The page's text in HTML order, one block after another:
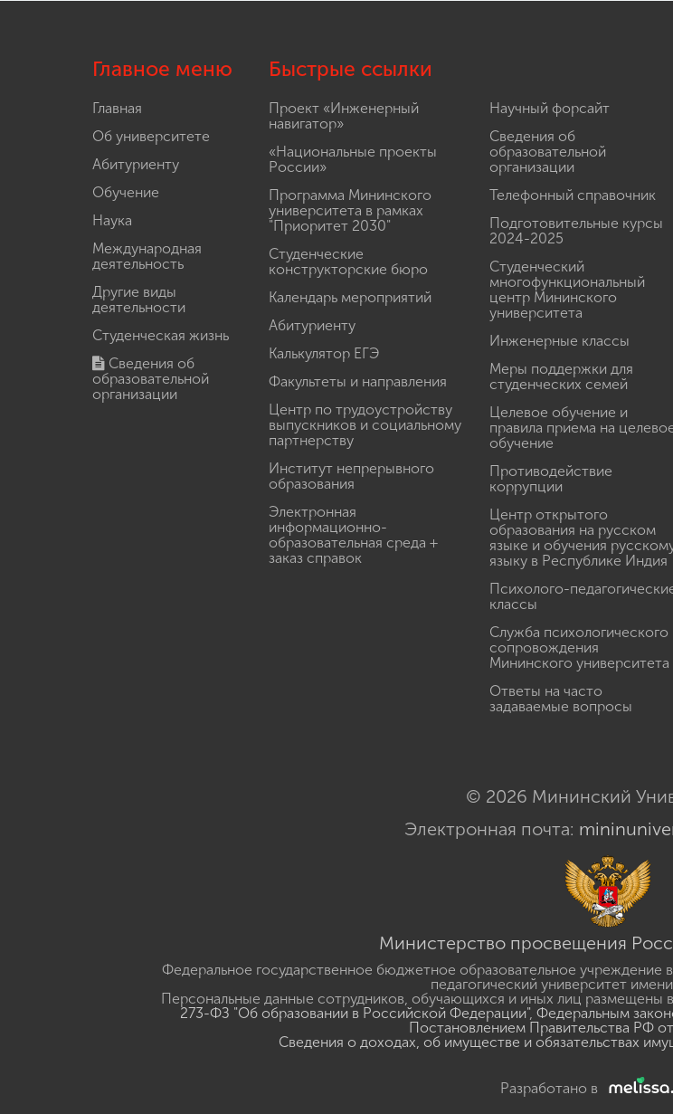
Главное меню
Главная
Об университете
Абитуриенту
Обучение
Наука
Международная
деятельность
Другие виды
деятельности
Студенческая жизнь
Сведения об
образовательной
организации
Быстрые ссылки
Проект «Инженерный
навигатор»
«Национальные проекты
России»
Программа Мининского
университета в рамках
"Приоритет 2030"
Студенческие
конструкторские бюро
Календарь мероприятий
Абитуриенту
Калькулятор ЕГЭ
Факультеты и направления
Центр по трудоустройству
выпускников и социальному
партнерству
Институт непрерывного
образования
Электронная
информационно-
образовательная среда +
заказ справок
Научный форсайт
Сведения об
образовательной
организации
Телефонный справочник
Подготовительные курсы
2024-2025
Студенческий
многофункциональный
центр Мининского
университета
Инженерные классы
Меры поддержки для
студенческих семей
Целевое обучение и
правила приема на
обучение
Противодействие
коррупции
Центр открытого
образования на русском
языке и обучения
языку в Республике Индия
Психолого-
классы
Служба психологического
сопровождения
Мининского университета
Ответы на часто
задаваемые вопросы
© 2026 Мининский
Электронная почта:
Министерство просвещения
Федеральное государственное бюджетное образовательное
педагогический университет
Персональные данные сотрудников, обучающихся и иных лиц размещены
273-ФЗ "Об образовании в Российской Федерации", Федеральным
Постановлением Правительства РФ
Сведения о доходах, об имуществе и обязательствах
Разработано в